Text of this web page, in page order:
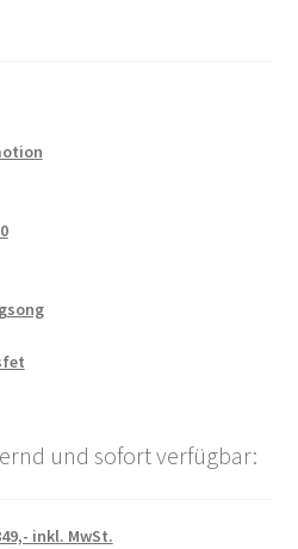
und sofort verfügbar:
inkl. MwSt.